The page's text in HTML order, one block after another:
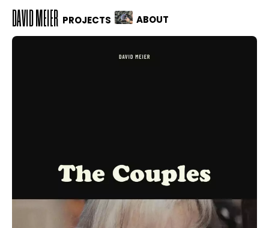
DAVID MEIER PROJECTS ABOUT